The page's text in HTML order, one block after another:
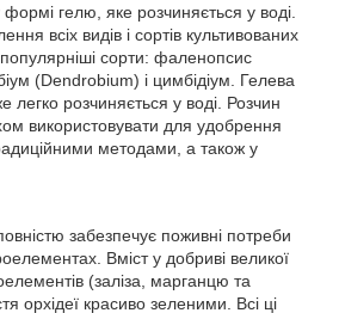
гелю, яке розчиняється у воді.
всіх видів і сортів культивованих
сорти: фаленопсис
(Dendrobium) і цимбідіум. Гелева
розчиняється у воді. Розчин
використовувати для удобрення
методами, а також у
забезпечує поживні потреби
Вміст у добриві великої
(заліза, марганцю та
орхідеї красиво зеленими. Всі ці